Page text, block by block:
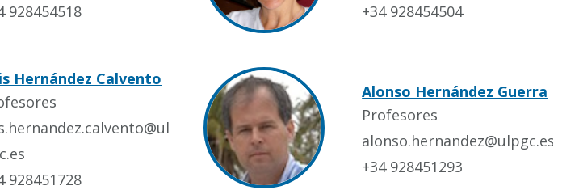
928454518
+34 928454504
Hernández Calvento
928451728
Alonso Hernández Guerra
Profesores
alonso.hernandez@ulpgc.es
+34 928451293